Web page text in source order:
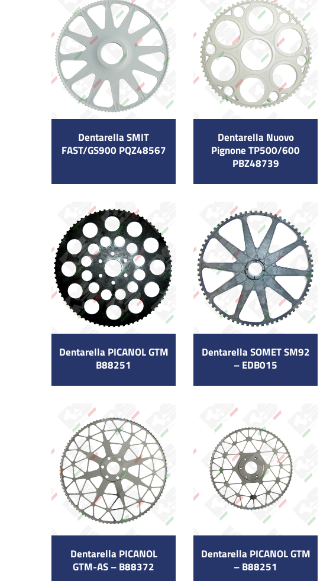
Dentarella SMIT
FAST/GS900 PQZ48567
Dentarella Nuovo
Pignone TP500/600
PBZ48739
Dentarella PICANOL GTM
B88251
Dentarella SOMET SM92
– EDB015
Dentarella PICANOL
GTM-AS – B88372
Dentarella PICANOL GTM
– B88251